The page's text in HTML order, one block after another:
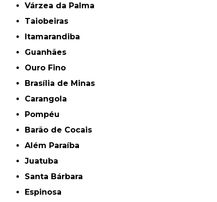
Várzea da Palma
Taiobeiras
Itamarandiba
Guanhães
Ouro Fino
Brasília de Minas
Carangola
Pompéu
Barão de Cocais
Além Paraíba
Juatuba
Santa Bárbara
Espinosa